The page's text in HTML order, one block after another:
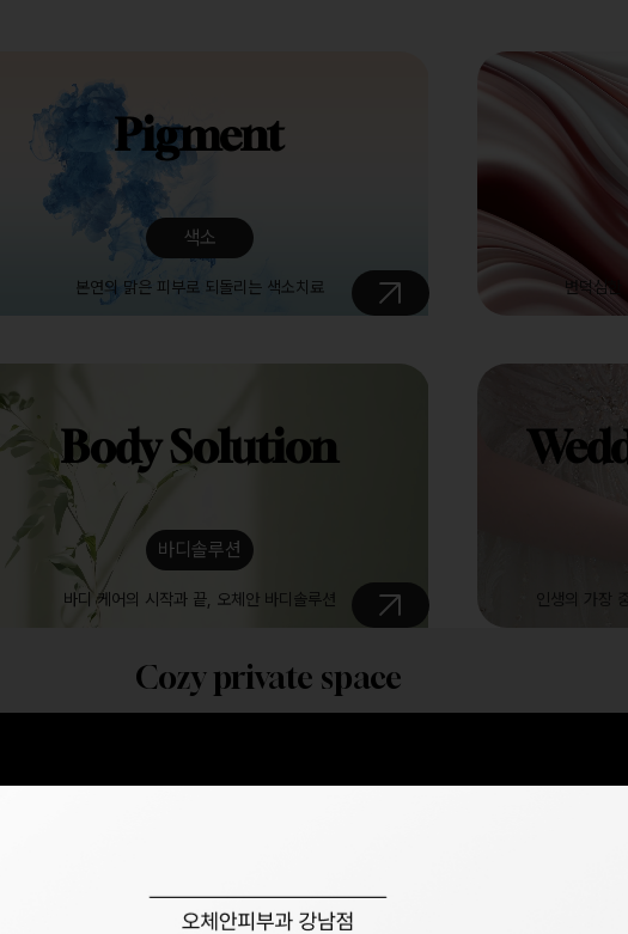
Pigment
색소
본연의 맑은 피부로 되돌리는 색소치료 변덕심한
Body Solution
바디솔루션
바디 케어의 시작과 끝, 오체안 바디솔루션 인생의 가장
Cozy private space